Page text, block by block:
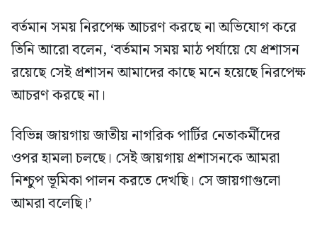
বর্তমান সময় নিরপেক্ষ আচরণ করছে না অভিযোগ করে
তিনি আরো বলেন, ‘বর্তমান সময় মাঠ পর্যায়ে যে প্রশাসন
রয়েছে সেই প্রশাসন আমাদের কাছে মনে হয়েছে নিরপেক্ষ
আচরণ করছে না।
বিভিন্ন জায়গায় জাতীয় নাগরিক পার্টির নেতাকর্মীদের
ওপর হামলা চলছে। সেই জায়গায় প্রশাসনকে আমরা
নিশ্চুপ ভূমিকা পালন করতে দেখছি। সে জায়গাগুলো
আমরা বলেছি।’